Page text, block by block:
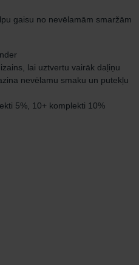
gaisu no nevēlamām smaržām
lai uztvertu vairāk daļiņu
nevēlamu smaku un putekļu
5%, 10+ komplekti 10%